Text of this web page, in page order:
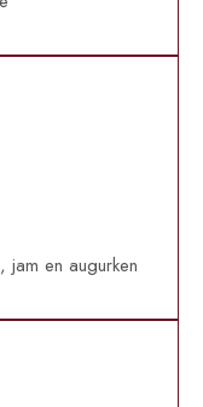
jam en augurken